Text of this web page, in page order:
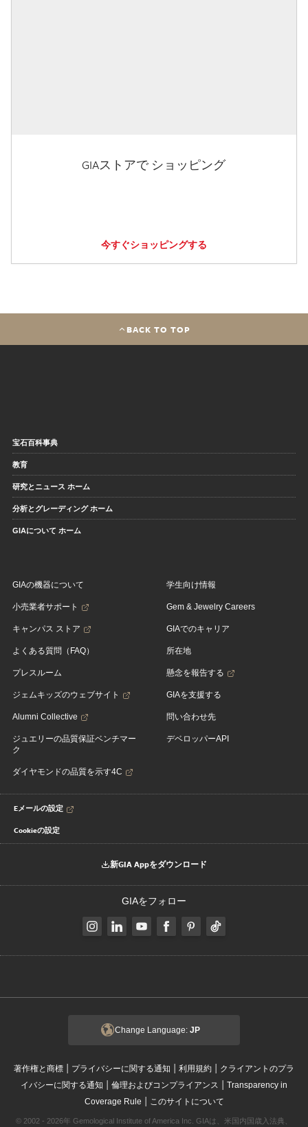
GIAストアで ショッピング
今すぐショッピングする
BACK TO TOP
宝石百科事典
教育
研究とニュース ホーム
分析とグレーディング ホーム
GIAについて ホーム
GIAの機器について
小売業者サポート
キャンパス ストア
よくある質問（FAQ）
プレスルーム
ジェムキッズのウェブサイト
Alumni Collective
ジュエリーの品質保証ベンチマー
ク
ダイヤモンドの品質を示す4C
学生向け情報
Gem & Jewelry Careers
GIAでのキャリア
所在地
懸念を報告する
GIAを支援する
問い合わせ先
デベロッパーAPI
Eメールの設定
Cookieの設定
新GIA Appをダウンロード
GIAをフォロー
Change Language: JP
著作権と商標 | プライバシーに関する通知 | 利用規約 | クライアントのプラ
イバシーに関する通知 | 倫理およびコンプライアンス | Transparency in
Coverage Rule | このサイトについて
© 2002 - 2026年 Gemological Institute of America Inc. GIAは、米国内国歳入法典、